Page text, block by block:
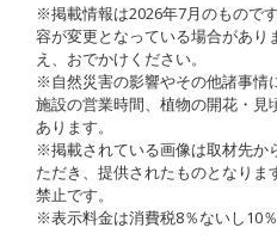
※掲載情報は2026年7月のもので
容が変更となっている場合があり
え、おでかけください。
※自然災害の影響やその他諸事情
施設の営業時間、植物の開花・
あります。
※掲載されている画像は取材先か
ただき、提供されたものとなりま
禁止です。
※表示料金は消費税8％ないし10％